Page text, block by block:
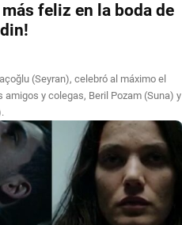
más feliz en la boda de
(Seyran), celebró al máximo el
amigos y colegas, Beril Pozam (Suna) y